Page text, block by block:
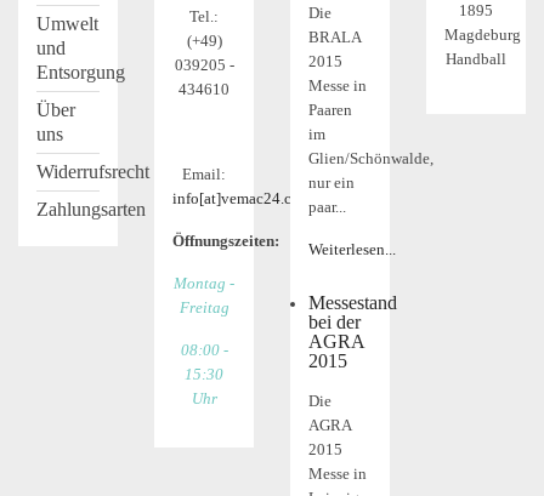
Umwelt
und
Entsorgung
Über
uns
Widerrufsrecht
Zahlungsarten
Tel.:
(+49)
039205 -
434610
Email:
info[at]vemac24.com
Öffnungszeiten:
Montag -
Freitag
08:00 -
15:30
Uhr
Die
BRALA
2015
Messe in
Paaren
im
Glien/Schönwalde,
nur ein
paar...
Weiterlesen...
Messestand
bei der
AGRA
2015
Die
AGRA
2015
Messe in
1895
Magdeburg
Handball